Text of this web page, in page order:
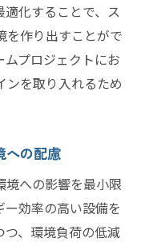
化することで、ス
を作り出すことがで
プロジェクトにお
ンを取り入れるため
への配慮
境への影響を最小限
効率の高い設備を
、環境負荷の低減